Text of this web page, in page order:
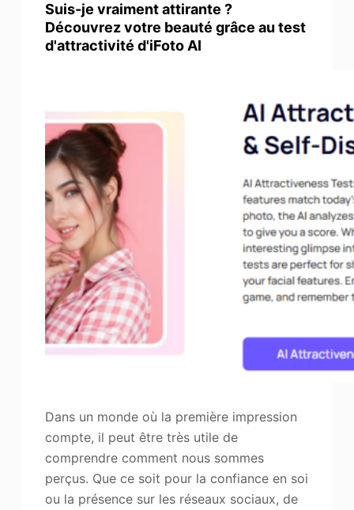
Suis-je vraiment attirante ?
Découvrez votre beauté grâce au test
d'attractivité d'iFoto AI
Dans un monde où la première impression
compte, il peut être très utile de
comprendre comment nous sommes
perçus. Que ce soit pour la confiance en soi
ou la présence sur les réseaux sociaux, de